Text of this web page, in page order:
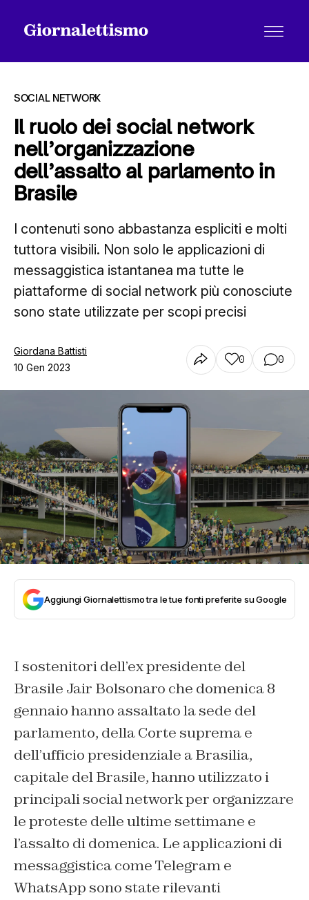
Tutti gli articoli
SOCIAL NETWORK
Il ruolo dei social network
nell’organizzazione
dell’assalto al parlamento in
Brasile
I contenuti sono abbastanza espliciti e molti
tuttora visibili. Non solo le applicazioni di
messaggistica istantanea ma tutte le
piattaforme di social network più conosciute
sono state utilizzate per scopi precisi
Giordana Battisti
10 Gen 2023
0 0
Aggiungi Giornalettismo tra le tue fonti preferite su Google
I sostenitori dell’ex presidente del
Brasile Jair Bolsonaro che domenica 8
gennaio hanno assaltato la sede del
parlamento, della Corte suprema e
dell’ufficio presidenziale a Brasilia,
capitale del Brasile, hanno utilizzato i
principali social network per organizzare
le proteste delle ultime settimane e
l’assalto di domenica. Le applicazioni di
messaggistica come Telegram e
WhatsApp sono state rilevanti